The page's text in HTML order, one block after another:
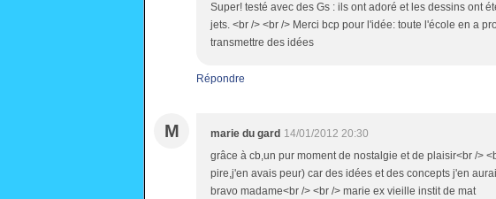
Super! testé avec des Gs : ils ont adoré et les dessins ont
jets. <br /> <br /> Merci bcp pour l'idée: toute l'école en a
transmettre des idées
Répondre
M marie du gard 14/01/2012 20:30
grâce à cb,un pur moment de nostalgie et de plaisir<br />
pire,j'en avais peur) car des idées et des concepts j'en
bravo madame<br /> <br /> marie ex vieille instit de mat